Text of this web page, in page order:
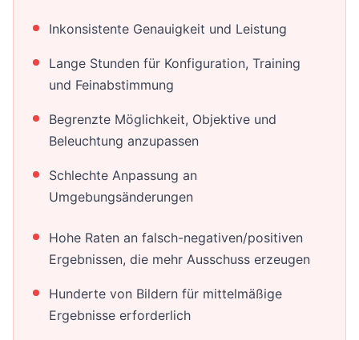
Inkonsistente Genauigkeit und Leistung
Lange Stunden für Konfiguration, Training
und Feinabstimmung
Begrenzte Möglichkeit, Objektive und
Beleuchtung anzupassen
Schlechte Anpassung an
Umgebungsänderungen
Hohe Raten an falsch-negativen/positiven
Ergebnissen, die mehr Ausschuss erzeugen
Hunderte von Bildern für mittelmäßige
Ergebnisse erforderlich